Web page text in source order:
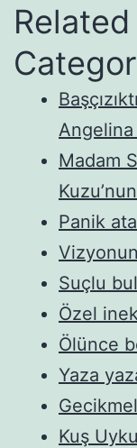
Angelina
Madam
Panik
Suçlu
Özel
Ölünce
Yaza
Kuş